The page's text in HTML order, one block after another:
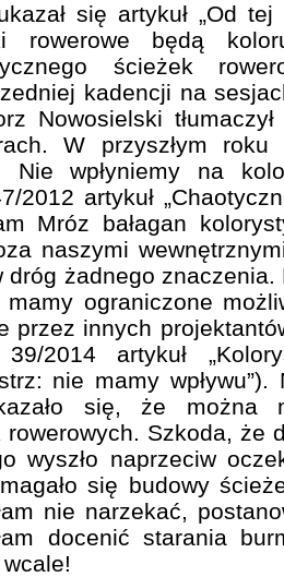
się artykuł „Od
rowerowe będą
ścieżek
kadencji na
Nowosielski
W przyszłym roku
wpłyniemy na
2012 artykuł
Mróz bałagan
naszymi
dróg żadnego
ograniczone
przez innych
39/2014 artykuł
nie mamy
się, że można
Szkoda, że
wyszło naprzeciw
się budowy
nie narzekać,
docenić starania